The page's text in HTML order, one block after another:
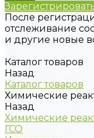
После
отслеживание
и другие новые
Каталог товаров
Назад
Каталог товаров
Химические
Назад
Химические
ГСО